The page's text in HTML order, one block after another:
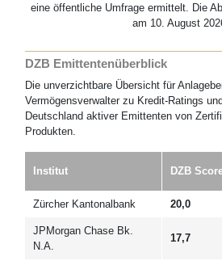
eine öffentliche Umfrage ermittelt. Die
am 10. August
DZB Emittentenüberblick
Die unverzichtbare Übersicht für
Vermögensverwalter zu Kredit-Ratings
Deutschland aktiver Emittenten von
Produkten.
Institut DZB
Zürcher Kantonalbank 20,0
JPMorgan Chase Bk.
N.A.
17,7